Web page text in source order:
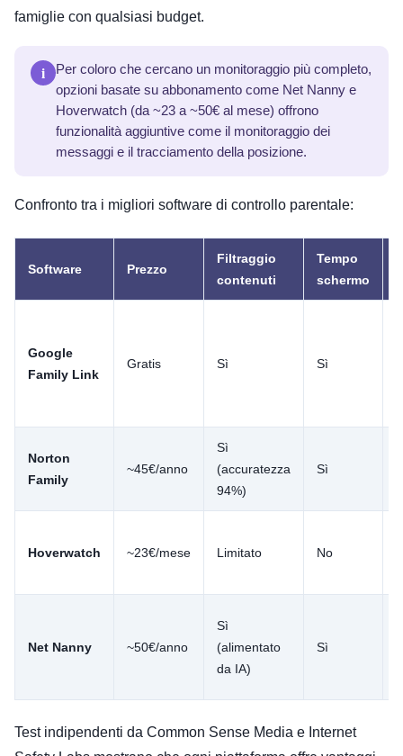
famiglie con qualsiasi budget.
i
Per coloro che cercano un monitoraggio più completo,
opzioni basate su abbonamento come Net Nanny e
Hoverwatch (da ~23 a ~50€ al mese) offrono
funzionalità aggiuntive come il monitoraggio dei
messaggi e il tracciamento della posizione.
Confronto tra i migliori software di controllo parentale:
Software Prezzo
Filtraggio
contenuti
Tempo
schermo
Google
Family Link
Gratis Sì Sì
Norton
Family
~45€/anno
Sì
(accuratezza
94%)
Sì
Hoverwatch ~23€/mese Limitato No
Net Nanny ~50€/anno
Sì
(alimentato
da IA)
Sì
Test indipendenti da Common Sense Media e Internet